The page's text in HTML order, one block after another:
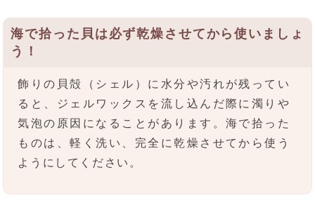
海で拾った貝は必ず乾燥させてから使いましょ
う！
飾りの貝殻（シェル）に水分や汚れが残ってい
ると、ジェルワックスを流し込んだ際に濁りや
気泡の原因になることがあります。海で拾った
ものは、軽く洗い、完全に乾燥させてから使う
ようにしてください。